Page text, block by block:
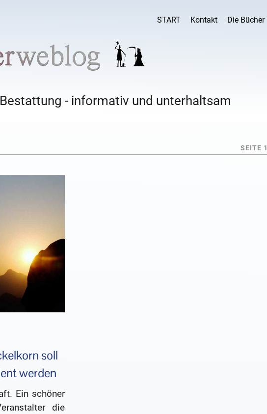
START Kontakt Die Bücher
- informativ und unterhaltsam
SEITE 1
soll
werden
Ein schöner
die